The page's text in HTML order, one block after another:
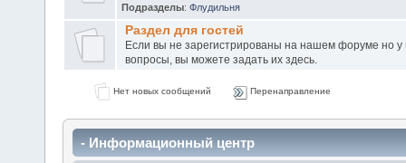
Подразделы: Флудильня
Раздел для гостей
Если вы не зарегистрированы на нашем форуме но у
вопросы, вы можете задать их здесь.
Нет новых сообщений Перенаправление
- Информационный центр